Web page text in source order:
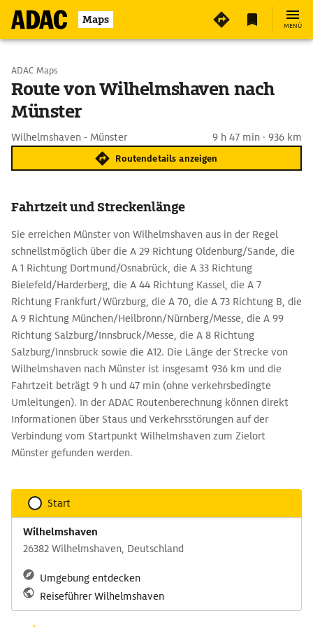
Maps MENÜ
Start wählen
Ziel eingeben
ADAC Maps
Route von Wilhelmshaven nach
Münster
Wilhelmshaven - Münster 9 h 47 min · 936 km
Routendetails anzeigen
Fahrtzeit und Streckenlänge
Sie erreichen Münster von Wilhelmshaven aus in der Regel
schnellstmöglich über die A 29 Richtung Oldenburg/Sande, die
A 1 Richtung Dortmund/Osnabrück, die A 33 Richtung
Bielefeld/Harderberg, die A 44 Richtung Kassel, die A 7
Richtung Frankfurt/Würzburg, die A 70, die A 73 Richtung B, die
A 9 Richtung München/Heilbronn/Nürnberg/Messe, die A 99
Richtung Salzburg/Innsbruck/Messe, die A 8 Richtung
Salzburg/Innsbruck sowie die A12. Die Länge der Strecke von
Wilhelmshaven nach Münster ist insgesamt 936 km und die
Fahrtzeit beträgt 9 h und 47 min (ohne verkehrsbedingte
Umleitungen). In der ADAC Routenberechnung können direkt
Informationen über Staus und Verkehrsstörungen auf der
Verbindung vom Startpunkt Wilhelmshaven zum Zielort
Münster gefunden werden.
Start
Wilhelmshaven
26382 Wilhelmshaven, Deutschland
Umgebung entdecken
Reiseführer Wilhelmshaven